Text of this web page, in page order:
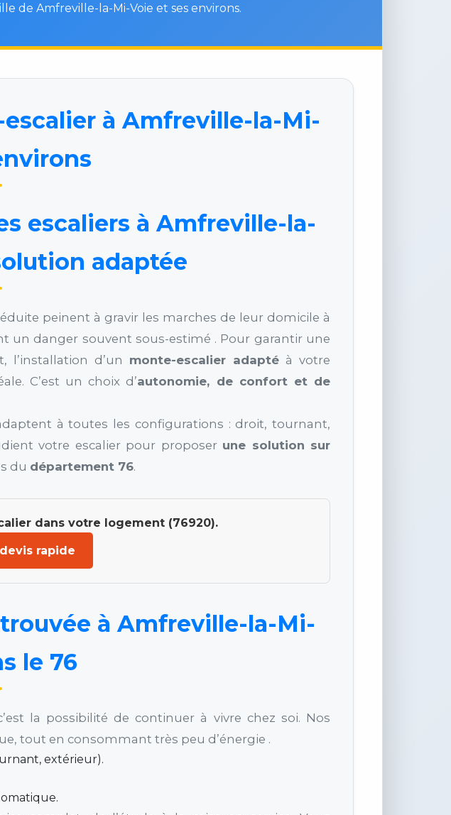
de Amfreville-la-Mi-Voie et ses environs.
à Amfreville-la-Mi-
escaliers à Amfreville-la-
adaptée
peinent à gravir les marches de leur domicile à
un danger souvent sous-estimé . Pour garantir une
l’installation d’un monte-escalier adaptéà votre
C’est un choix d’autonomie, de confort et de
à toutes les configurations : droit, tournant,
votre escalier pour proposer une solution sur
du département 76.
dans votre logement (76920).
rapide
à Amfreville-la-Mi-
le 76
la possibilité de continuer à vivre chez soi. Nos
tout en consommant très peu d’énergie .
extérieur).